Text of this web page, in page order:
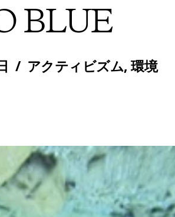
BLUE
/ アクティビズム,環境